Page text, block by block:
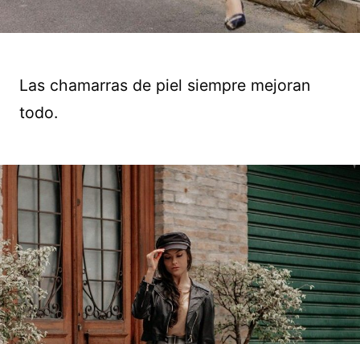
Las chamarras de piel siempre mejoran
todo.